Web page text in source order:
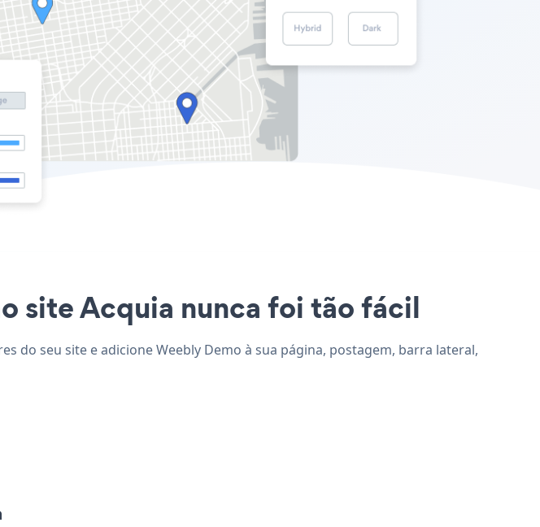
site Acquia nunca foi tão fácil
do seu site e adicione Weebly Demo à sua página, postagem, barra lateral,